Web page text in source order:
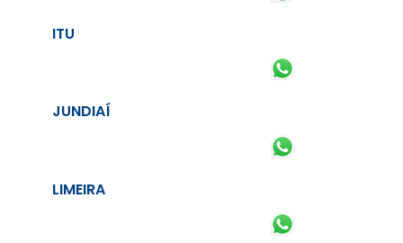
ITU
JUNDIAÍ
LIMEIRA